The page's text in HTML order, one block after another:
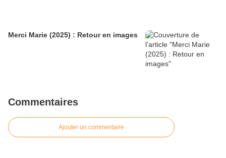
Merci Marie (2025) : Retour en images
Commentaires
Ajouter un commentaire